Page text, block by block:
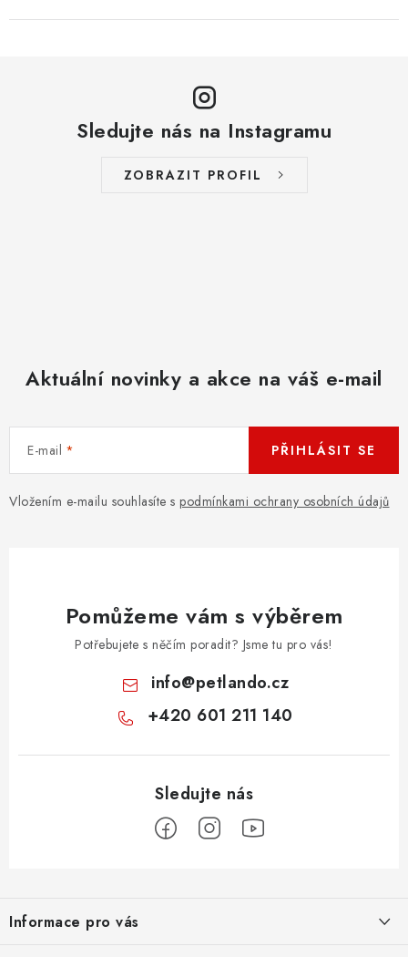
Sledujte nás na Instagramu
ZOBRAZIT PROFIL
Aktuální novinky a akce na váš e-mail
E-mail
Vložením e-mailu souhlasíte s podmínkami ochrany osobních údajů
PŘIHLÁSIT SE
Pomůžeme vám s výběrem
Potřebujete s něčím poradit? Jsme tu pro vás!
info@petlando.cz
+420 601 211 140
pInformace pro vás